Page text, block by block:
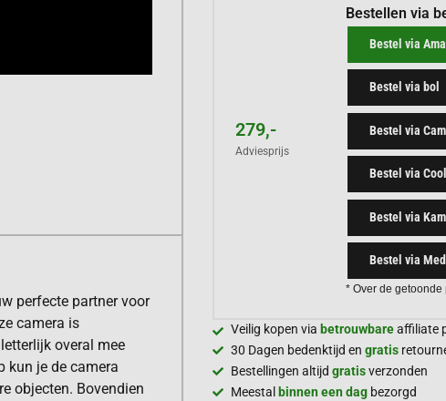
perfecte partner voor
camera is
overal mee
kun je de camera
objecten. Bovendien
279,-
Adviesprijs
Bestellen via
Bestel via
Bestel via bol
Bestel via
Bestel via
Bestel via
Bestel via
* Over de getoonde
Veilig kopen via betrouwbareaffiliate
30 Dagen bedenktijd en gratis
Bestellingen altijd gratisverzonden
Meestal binnen een dag bezorgd